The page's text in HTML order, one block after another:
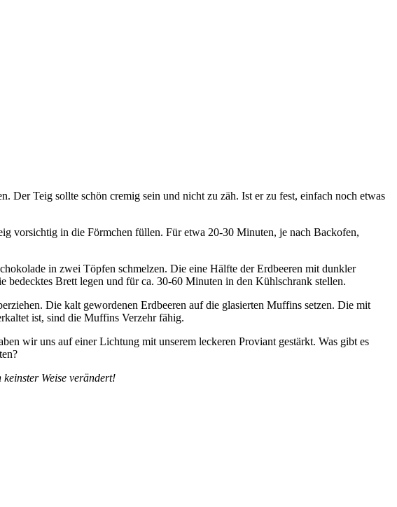
Teig sollte schön cremig sein und nicht zu zäh. Ist er zu fest, einfach noch etwas
vorsichtig in die Förmchen füllen. Für etwa 20-30 Minuten, je nach Backofen,
in zwei Töpfen schmelzen. Die eine Hälfte der Erdbeeren mit dunkler
Brett legen und für ca. 30-60 Minuten in den Kühlschrank stellen.
Die kalt gewordenen Erdbeeren auf die glasierten Muffins setzen. Die mit
ist, sind die Muffins Verzehr fähig.
wir uns auf einer Lichtung mit unserem leckeren Proviant gestärkt. Was gibt es
Weise verändert!